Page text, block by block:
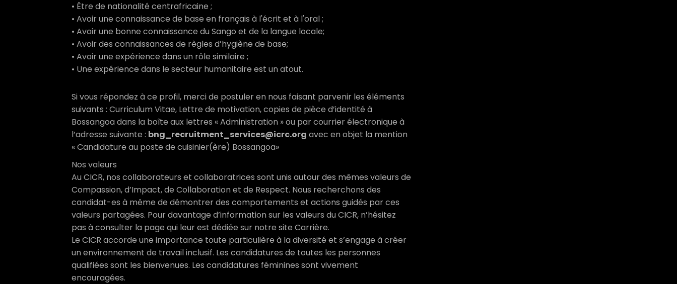
• Être de nationalité centrafricaine ;
• Avoir une connaissance de base en français à l'écrit et à l'oral ;
• Avoir une bonne connaissance du Sango et de la langue locale;
• Avoir des connaissances de règles d’hygiène de base;
• Avoir une expérience dans un rôle similaire ;
• Une expérience dans le secteur humanitaire est un atout.
Si vous répondez à ce profil, merci de postuler en nous faisant parvenir les éléments
suivants : Curriculum Vitae, Lettre de motivation, copies de pièce d’identité à
Bossangoa dans la boîte aux lettres « Administration » ou par courrier électronique à
l’adresse suivante : bng_recruitment_services@icrc.org avec en objet la mention
« Candidature au poste de cuisinier(ère) Bossangoa»
Nos valeurs
Au CICR, nos collaborateurs et collaboratrices sont unis autour des mêmes valeurs de
Compassion, d’Impact, de Collaboration et de Respect. Nous recherchons des
candidat-es à même de démontrer des comportements et actions guidés par ces
valeurs partagées. Pour davantage d’information sur les valeurs du CICR, n’hésitez
pas à consulter la page qui leur est dédiée sur notre site Carrière.
Le CICR accorde une importance toute particulière à la diversité et s’engage à créer
un environnement de travail inclusif. Les candidatures de toutes les personnes
qualifiées sont les bienvenues. Les candidatures féminines sont vivement
encouragées.